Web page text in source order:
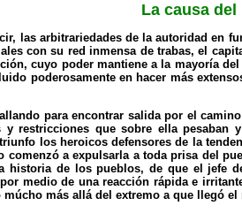
La causa
las arbitrariedades de la autoridad en
con su red inmensa de trabas, el
cuyo poder mantiene a la mayoría
poderosamente en hacer más
para encontrar salida por el
restricciones que sobre ella pesaban
los heroicos defensores de la
a expulsarla a toda prisa del
de los pueblos, de que el jefe
medio de una reacción rápida e
más allá del extremo a que llegó el